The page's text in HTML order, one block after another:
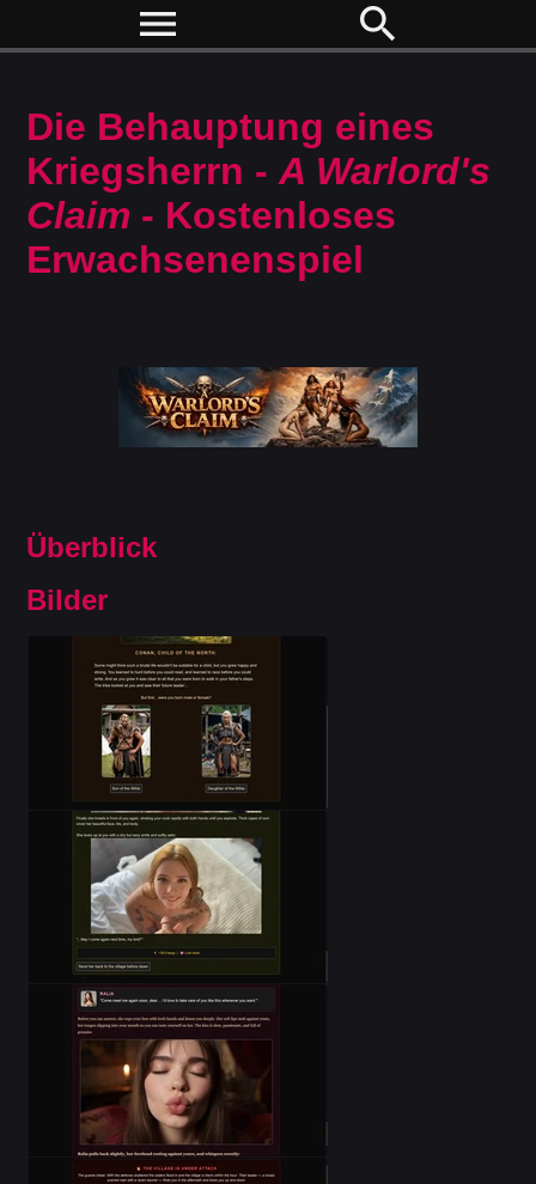
menu search
Die Behauptung eines
Kriegsherrn -A Warlord's
Claim - Kostenloses
Erwachsenenspiel
Überblick
Bilder